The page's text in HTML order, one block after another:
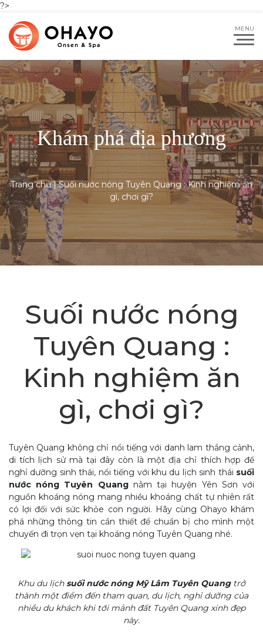
?>
Khám phá địa phương
Trang chủ|Suối nước nóng Tuyên Quang : Kinh nghiệm ăn
gì, chơi gì?
Suối nước nóng
Tuyên Quang :
Kinh nghiệm ăn
gì, chơi gì?
Tuyên Quang không chỉ nổi tiếng với danh lam thắng cảnh,
di tích lịch sử mà tại đây còn là một địa chỉ thích hợp để
nghỉ dưỡng sinh thái, nổi tiếng với khu du lịch sinh thái suối
nước nóng Tuyên Quang nằm tại huyện Yên Sơn với
nguồn khoáng nóng mang nhiều khoáng chất tự nhiên rất
có lợi đối với sức khỏe con người. Hãy cùng Ohayo khám
phá những thông tin cần thiết để chuẩn bị cho mình một
chuyến đi trọn vẹn tại khoáng nóng Tuyên Quang nhé.
Khu du lịchsuối nước nóng Mỹ Lâm Tuyên Quang trở
thành một điểm đến tham quan, du lịch, nghỉ dưỡng của
nhiều du khách khi tới mảnh đất Tuyên Quang xinh đẹp
này.